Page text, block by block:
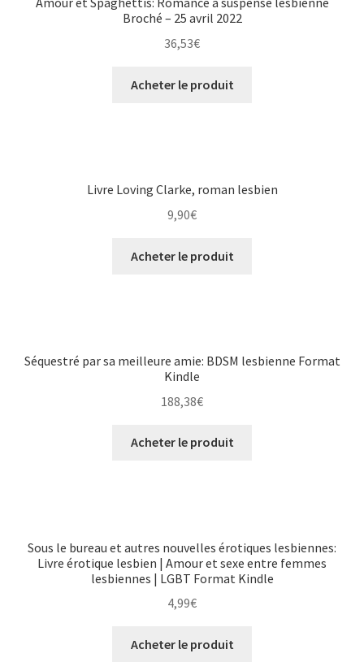
Broché – 25 avril 2022
36,53€
Acheter le produit
Livre Loving Clarke, roman lesbien
9,90€
Acheter le produit
Séquestré par sa meilleure amie: BDSM lesbienne Format
Kindle
188,38€
Acheter le produit
Sous le bureau et autres nouvelles érotiques lesbiennes:
Livre érotique lesbien | Amour et sexe entre femmes
lesbiennes | LGBT Format Kindle
4,99€
Acheter le produit